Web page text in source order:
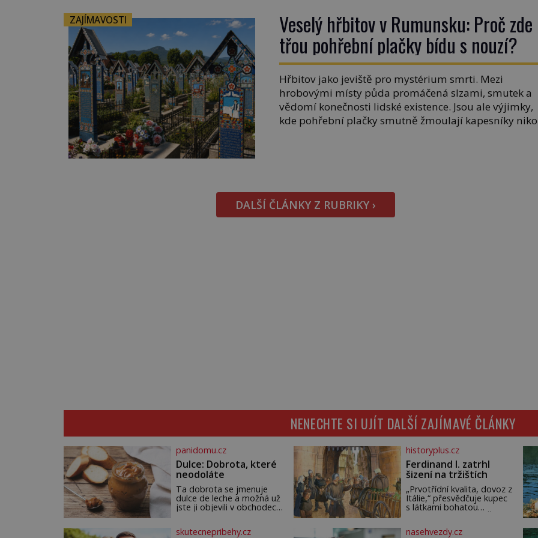
ZAJÍMAVOSTI Veselý hřbitov v Rumunsku: Proč zde
třou pohřební plačky bídu s nouzí?
Hřbitov jako jeviště pro mystérium smrti. Mezi
hrobovými místy půda promáčená slzami, smutek a
vědomí konečnosti lidské existence. Jsou ale výjimky,
kde pohřební plačky smutně žmoulají kapesníky
nedaleko hranic […]
DALŠÍ ČLÁNKY Z RUBRIKY ›
NENECHTE SI UJÍT DALŠÍ ZAJÍMAVÉ ČLÁNKY
panidomu.cz
Dulce: Dobrota, které
neodoláte
Ta dobrota se jmenuje
dulce de leche a možná už
jste ji objevili v obchodech.
ještě lepší. Název je
historyplus.cz
Ferdinand I. zatrhl
šizení na tržištích
„Prvotřídní kvalita, dovoz z
Itálie,“ přesvědčuje kupec
s látkami bohatou
mušelínu. „Vezmu si pět
skutecnepribehy.cz nasehvezdy.cz